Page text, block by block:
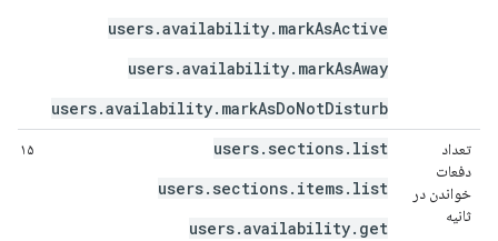
users.availability.markAsActive
users.availability.markAsAway
users.availability.markAsDoNotDisturb
تعداد
دفعات
خواندن در
ثانیه
users.sections.list
users.sections.items.list
users.availability.get
۱۵